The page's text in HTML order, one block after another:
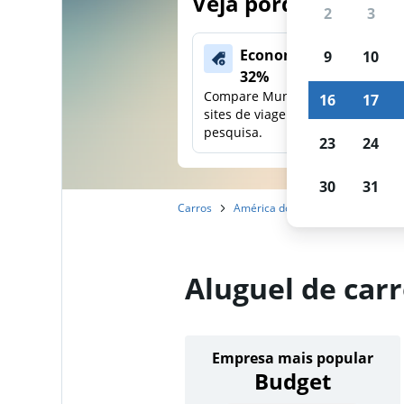
Economize mais de
32%
Compare Mundi com outros
sites de viagens em uma única
pesquisa.
Carros América do Norte
Aluguel de
Empresa mais popular
Budget
2 3
9 10
16 17
23 24
30 31